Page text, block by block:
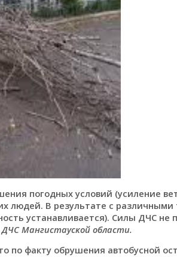
погодных условий (усиление
людей. В результате с
устанавливается). Силы ДЧС не
ДЧС Мангистауской области.
по факту обрушения автобусной